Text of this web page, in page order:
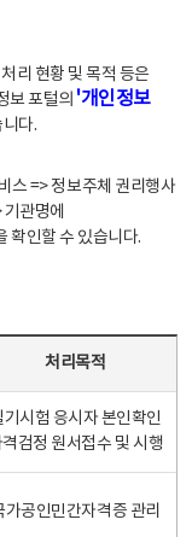
리 현황 및 목적 등은
보 포털의 '개인정보
다.
=> 정보주체 권리행사
관명에
확인할 수 있습니다.
처리목적
기시험 응시자 본인확인
검정 원서접수 및 시행
가공인민간자격증 관리